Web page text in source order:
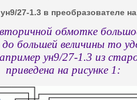
27-1.3 в преобразователе
обмотке
большей величины то
ун9/27-1.3 из
приведена на рисунке 1: